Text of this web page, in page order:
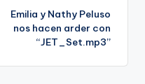
Emilia y Nathy Peluso
nos hacen arder con
“JET_Set.mp3”